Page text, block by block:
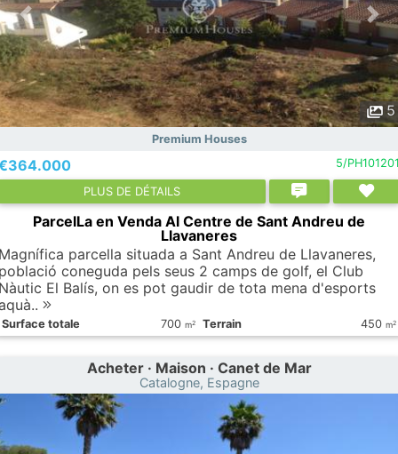
5
Premium Houses
5/
PLUS DE DÉTAILS
ParcelLa en Venda Al Centre de Sant Andreu de
Llavaneres
parcella situada a Sant Andreu de Llavaneres,
coneguda pels seus 2 camps de golf, el Club
El Balís, on es pot gaudir de tota mena d'esports
Surface totale 700 m2 Terrain 450 m2
Acheter · Maison · Canet de Mar
Catalogne, Espagne